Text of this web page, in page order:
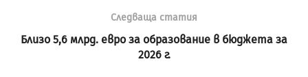
Следваща статия
Близо 5,6 млрд. евро за образование в бюджета за
2026 г.